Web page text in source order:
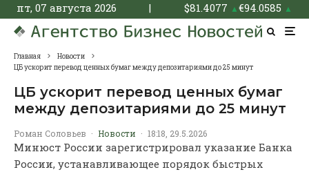
пт, 07 августа 2026 | $81.4077 ▲€94.0585 ▲
Главная
Новости
ЦБ ускорит перевод ценных бумаг между депозитариями до 25 минут
ЦБ ускорит перевод ценных бумаг
между депозитариями до 25 минут
Роман Соловьев · Новости · 18:18, 29.5.2026
Минюст России зарегистрировал указание Банка
России, устанавливающее порядок быстрых